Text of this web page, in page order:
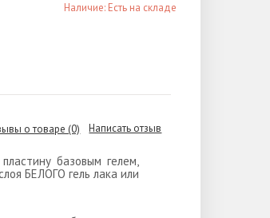
Наличие: Есть на складе
о товаре (0) Написать отзыв
базовым гелем,
БЕЛОГО гель лака или